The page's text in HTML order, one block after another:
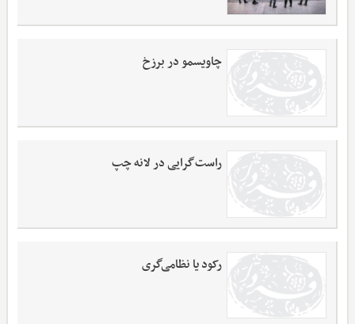
چاویسمو در برزخ
راست‌گرایی در لانه چپ
رکود یا نظامی‌گری